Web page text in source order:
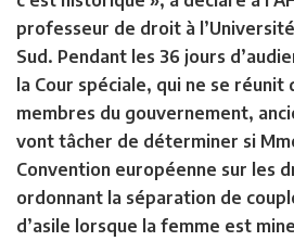
professeur de droit à
Sud. Pendant les 36 jours
la Cour spéciale, qui ne se
membres du gouvernement,
vont tâcher de déterminer si
Convention européenne sur les
ordonnant la séparation de
d’asile lorsque la femme est